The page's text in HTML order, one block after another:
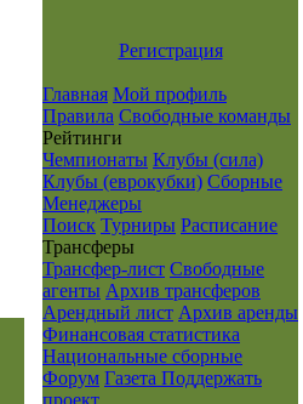
Регистрация
Главная Мой профиль
Правила Свободные команды
Рейтинги
Чемпионаты Клубы (сила)
Клубы (еврокубки) Сборные
Менеджеры
Поиск Турниры Расписание
Транcферы
Трансфер-лист Свободные
агенты Архив трансферов
Арендный лист Архив аренды
Финансовая статистика
Национальные сборные
Форум Газета Поддержать
проект